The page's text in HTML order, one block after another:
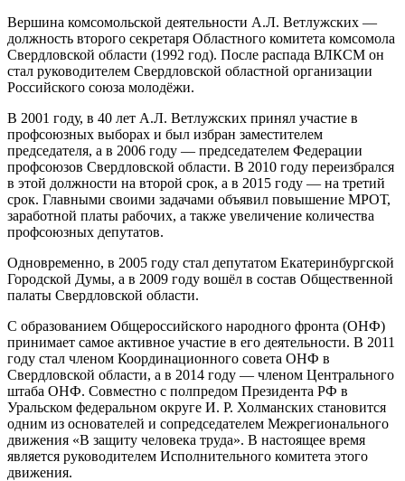
Вершина комсомольской деятельности А.Л. Ветлужских —
должность второго секретаря Областного комитета комсомола
Свердловской области (1992 год). После распада ВЛКСМ он
стал руководителем Свердловской областной организации
Российского союза молодёжи.
В 2001 году, в 40 лет А.Л. Ветлужских принял участие в
профсоюзных выборах и был избран заместителем
председателя, а в 2006 году — председателем Федерации
профсоюзов Свердловской области. В 2010 году переизбрался
в этой должности на второй срок, а в 2015 году — на третий
срок. Главными своими задачами объявил повышение МРОТ,
заработной платы рабочих, а также увеличение количества
профсоюзных депутатов.
Одновременно, в 2005 году стал депутатом Екатеринбургской
Городской Думы, а в 2009 году вошёл в состав Общественной
палаты Свердловской области.
С образованием Общероссийского народного фронта (ОНФ)
принимает самое активное участие в его деятельности. В 2011
году стал членом Координационного совета ОНФ в
Свердловской области, а в 2014 году — членом Центрального
штаба ОНФ. Совместно с полпредом Президента РФ в
Уральском федеральном округе И. Р. Холманских становится
одним из основателей и сопредседателем Межрегионального
движения «В защиту человека труда». В настоящее время
является руководителем Исполнительного комитета этого
движения.